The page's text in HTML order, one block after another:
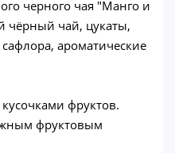
черного чая "Манго и
чёрный чай, цукаты,
ароматические
фруктов.
фруктовым